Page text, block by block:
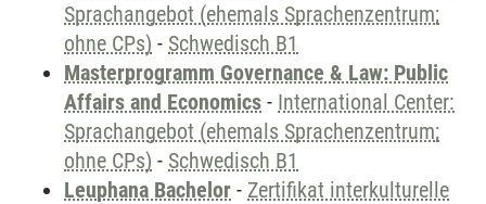
Sprachangebot (ehemals Sprachenzentrum;
ohne CPs) - Schwedisch B1
Masterprogramm Governance & Law: Public
Affairs and Economics - International Center:
Sprachangebot (ehemals Sprachenzentrum;
ohne CPs) - Schwedisch B1
Leuphana Bachelor - Zertifikat interkulturelle